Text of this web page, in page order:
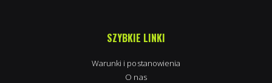
SZYBKIE LINKI
Warunki i postanowienia
O nas